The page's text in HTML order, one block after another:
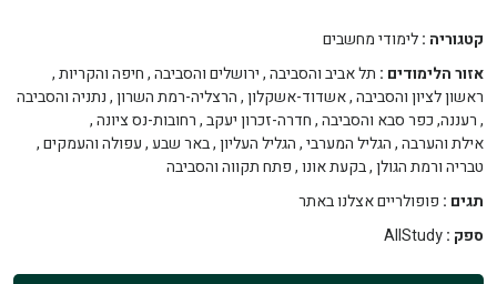
קטגוריה :לימודי מחשבים
אזור הלימודים : תל אביב והסביבה,ירושלים והסביבה,חיפה והקריות,
ראשון לציון והסביבה,אשדוד-אשקלון,הרצליה-רמת השרון,נתניה והסביבה
,רעננה, כפר סבא והסביבה,חדרה-זכרון יעקב,רחובות-נס ציונה,
אילת והערבה,הגליל המערבי,הגליל העליון,באר שבע,עפולה והעמקים,
טבריה ורמת הגולן,בקעת אונו,פתח תקווה והסביבה
תגים : פופולריים אצלנו באתר
ספק :AllStudy